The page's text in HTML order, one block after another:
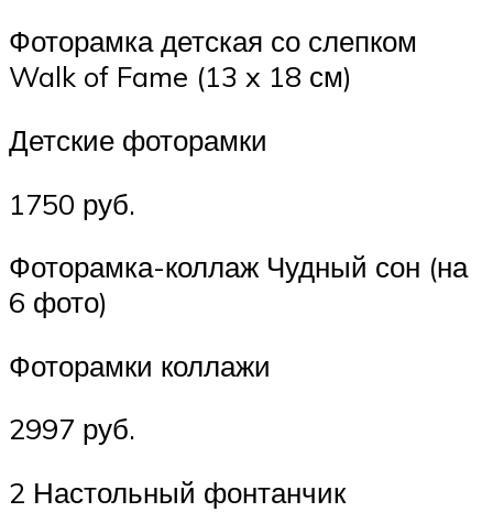
Фоторамка детская со слепком
Walk of Fame (13 x 18 см)
Детские фоторамки
1750 руб.
Фоторамка-коллаж Чудный сон (на
6 фото)
Фоторамки коллажи
2997 руб.
2 Настольный фонтанчик